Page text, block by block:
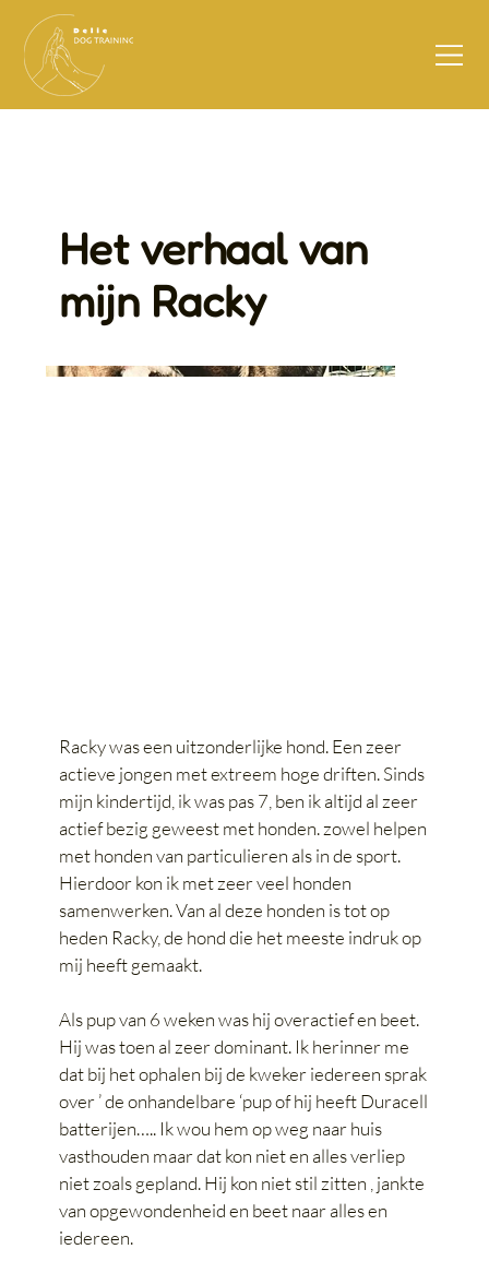
Het verhaal van
mijn Racky
Racky was een uitzonderlijke hond. Een zeer
actieve jongen met extreem hoge driften. Sinds
mijn kindertijd, ik was pas 7, ben ik altijd al zeer
actief bezig geweest met honden. zowel helpen
met honden van particulieren als in de sport.
Hierdoor kon ik met zeer veel honden
samenwerken. Van al deze honden is tot op
heden Racky, de hond die het meeste indruk op
mij heeft gemaakt.
Als pup van 6 weken was hij overactief en beet.
Hij was toen al zeer dominant. Ik herinner me
dat bij het ophalen bij de kweker iedereen sprak
over ’ de onhandelbare ‘pup of hij heeft Duracell
batterijen….. Ik wou hem op weg naar huis
vasthouden maar dat kon niet en alles verliep
niet zoals gepland. Hij kon niet stil zitten , jankte
van opgewondenheid en beet naar alles en
iedereen.